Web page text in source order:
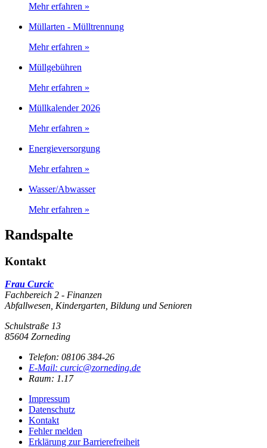
Mehr erfahren »
Müllarten - Mülltrennung
Mehr erfahren »
Müllgebühren
Mehr erfahren »
Müllkalender 2026
Mehr erfahren »
Energieversorgung
Mehr erfahren »
Wasser/Abwasser
Mehr erfahren »
Randspalte
Kontakt
Frau Curcic
Fachbereich 2 - Finanzen
Abfallwesen, Kindergarten, Bildung und Senioren
Schulstraße 13
85604 Zorneding
Telefon: 08106 384-26
E-Mail: curcic@zorneding.de
Raum: 1.17
Impressum
Datenschutz
Kontakt
Fehler melden
Erklärung zur Barrierefreiheit